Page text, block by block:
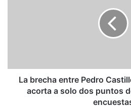
se
acortaLa brecha entre Pedro
acorta a solo dos puntos